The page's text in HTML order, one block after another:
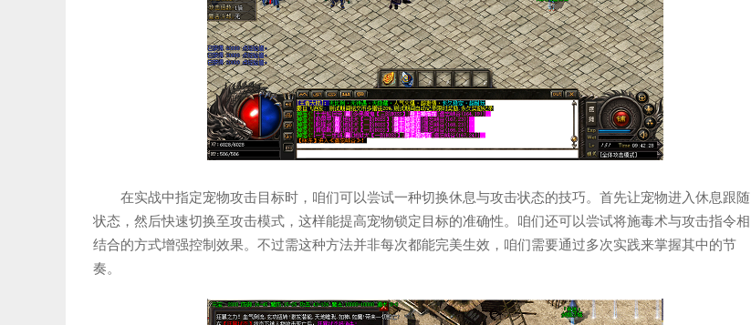
在实战中指定宠物攻击目标时，咱们可以尝试一种切换休息与攻击状态的技巧。首先让宠物进入休息跟随
状态，然后快速切换至攻击模式，这样能提高宠物锁定目标的准确性。咱们还可以尝试将施毒术与攻击指令相
结合的方式增强控制效果。不过需这种方法并非每次都能完美生效，咱们需要通过多次实践来掌握其中的节
奏。